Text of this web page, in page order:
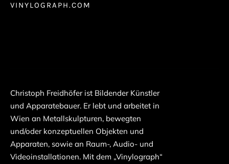
VINYLOGRAPH.COM
Christoph Freidhöfer ist Bildender Künstler
und Apparatebauer. Er lebt und arbeitet in
Wien an Metallskulpturen, bewegten
und/oder konzeptuellen Objekten und
Apparaten, sowie an Raum-, Audio- und
Videoinstallationen. Mit dem „Vinylograph“